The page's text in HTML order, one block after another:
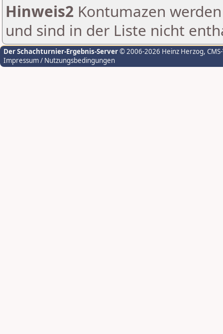
Hinweis2 Kontumazen
und sind in der Liste nicht
Der Schachturnier-Ergebnis-Server© 2006-2026 Heinz Herzog,
Impressum / Nutzungsbedingungen